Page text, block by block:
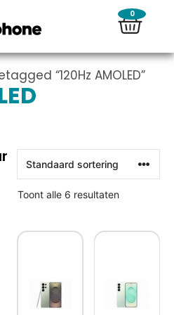
0
“120Hz AMOLED”
Toont alle 6 resultaten